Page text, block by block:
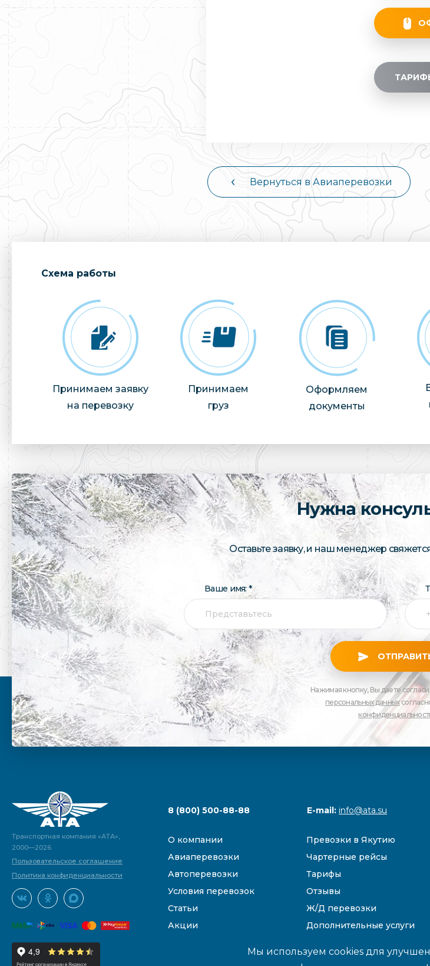
Вернуться в Авиаперевозки
Cхема работы
Принимаем заявку
на перевозку
Принимаем
груз
Оформляем
документы
Нужна
Оставьте заявку, и наш менеджер
Ваше имя: *
Нажимая кнопку, Вы даете
персональных данных
Транспортная компания «АТА»,
2000—2026
Пользовательское соглашение
Политика конфиденциальности
8 (800) 500-88-88 E-mail:info@ata.su
О компании
Превозки в Якутию
Авиаперевозки
Чартерные рейсы
Автоперевозки
Тарифы
Условия перевозок
Отзывы
Статьи
Ж/Д перевозки
Акции
Дополнительные услуги
Мы используем cookies для